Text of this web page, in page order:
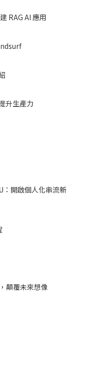
RAG AI 應用
升生產力
：開啟個人化串流新
顛覆未來想像